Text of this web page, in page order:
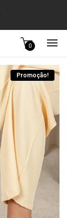
0
Promoção!